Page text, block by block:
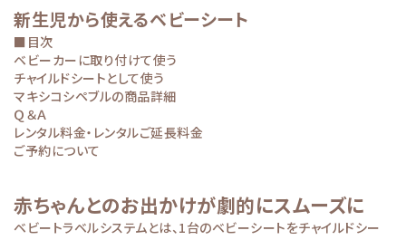
新生児から使えるベビーシート
■目次
ベビーカーに取り付けて使う
チャイルドシートとして使う
マキシコシペブルの商品詳細
Ｑ＆Ａ
レンタル料金・レンタルご延長料金
ご予約について
赤ちゃんとのお出かけが劇的にスムーズに
ベビートラベルシステムとは、1台のベビーシートをチャイルドシー